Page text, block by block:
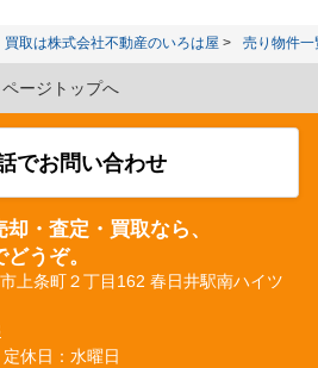
取は株式会社不動産のいろは屋 売り物件一
ページトップへ
でお問い合わせ
・査定・買取なら、
うぞ。
上条町２丁目162 春日井駅南ハイツ
定休日：水曜日